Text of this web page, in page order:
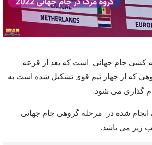
کشی جام جهانی است که بعد از قرعه
که از چهار تیم قوی تشکیل شده است به
گذاری می شود.
شده در مرحله گروهی جام جهانی